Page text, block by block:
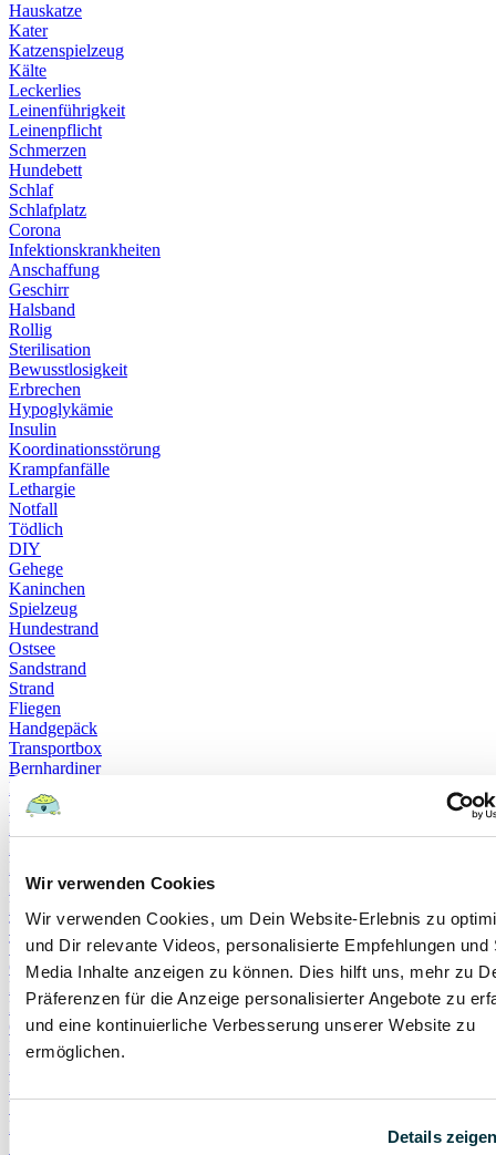
Wir verwenden Cookies
Wir verwenden Cookies, um Dein Website-Erlebnis zu
und Dir relevante Videos, personalisierte Empfehlungen und
Media Inhalte anzeigen zu können. Dies hilft uns, mehr zu
Präferenzen für die Anzeige personalisierter Angebote zu
und eine kontinuierliche Verbesserung unserer Website zu
ermöglichen.
Details
Hauskatze
Kater
Katzenspielzeug
Kälte
Leckerlies
Leinenführigkeit
Leinenpflicht
Schmerzen
Hundebett
Schlaf
Schlafplatz
Corona
Infektionskrankheiten
Anschaffung
Geschirr
Halsband
Rollig
Sterilisation
Bewusstlosigkeit
Erbrechen
Hypoglykämie
Insulin
Koordinationsstörung
Krampfanfälle
Lethargie
Notfall
Tödlich
DIY
Gehege
Kaninchen
Spielzeug
Hundestrand
Ostsee
Sandstrand
Strand
Fliegen
Handgepäck
Transportbox
Bernhardiner
Border Collies
Deutscher Schäferhund
Leonberger
Magyar Vizslas
Malteser
Neufundländer
Pudel
Therapiehund
Therapieverfahren
Chippflicht
Haustierregister
Beißattacke
Gewebeschäden
Infektion
Kratzer
Maulkorb
Wesem
Kind